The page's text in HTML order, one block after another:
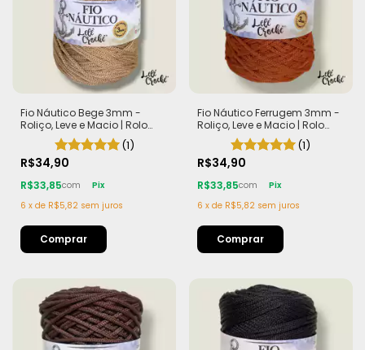
Fio Náutico Bege 3mm -
Roliço, Leve e Macio | Rolo
com 200m (440g)
(1)
R$34,90
R$33,85com
Pix
6 x de R$5,82 sem juros
Fio Náutico Ferrugem 3mm -
Roliço, Leve e Macio | Rolo
com 200m (440g)
(1)
R$34,90
R$33,85com
Pix
6 x de R$5,82 sem juros